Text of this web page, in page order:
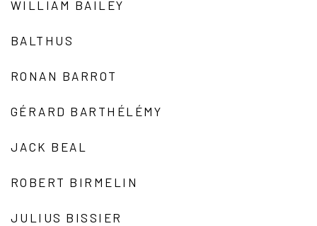
WILLIAM BAILEY
BALTHUS
RONAN BARROT
GÉRARD BARTHÉLÉMY
JACK BEAL
ROBERT BIRMELIN
JULIUS BISSIER